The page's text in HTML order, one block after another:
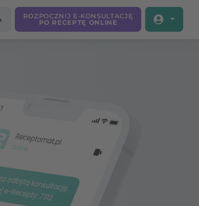
ROZPOCZNIJ E-KONSULTACJĘ
PO RECEPTĘ ONLINE